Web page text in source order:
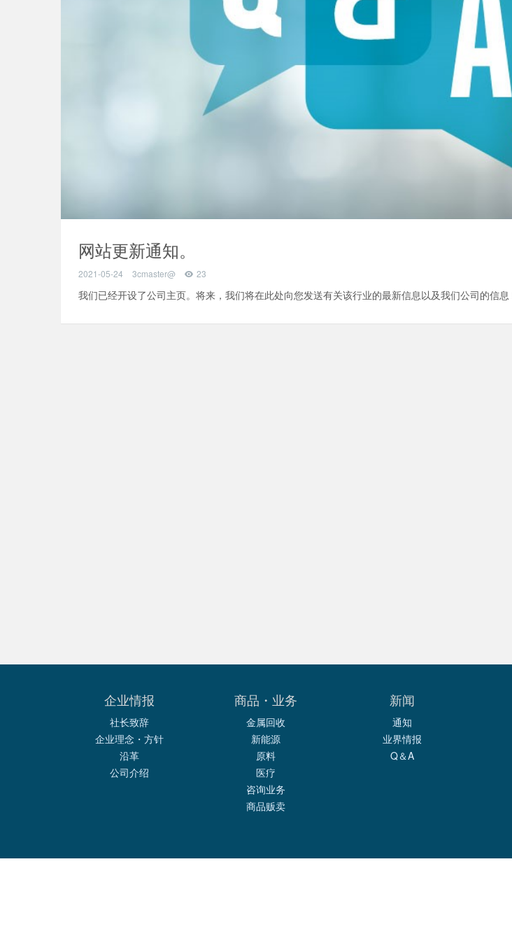
网站更新通知。
2021-05-24 3cmaster@ 23
我们已经开设了公司主页。将来，我们将在此处向您发送有关该行业的最新信息以及我们公司的信
企业情报
社长致辞
企业理念・方针
沿革
公司介绍
商品・业务
金属回收
新能源
原料
医疗
咨询业务
商品贩卖
新闻
通知
业界情报
Q＆A